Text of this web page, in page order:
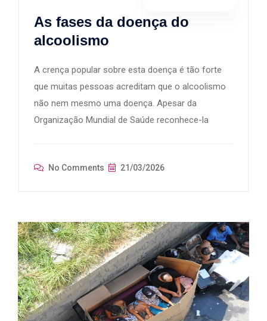
As fases da doença do
alcoolismo
A crença popular sobre esta doença é tão forte
que muitas pessoas acreditam que o alcoolismo
não nem mesmo uma doença. Apesar da
Organização Mundial de Saúde reconhece-la
No Comments 21/03/2026